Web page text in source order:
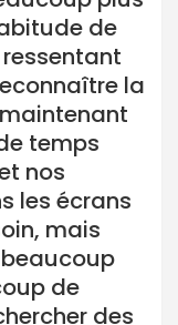
de
la
temps
nos
les écrans
mais
de
des